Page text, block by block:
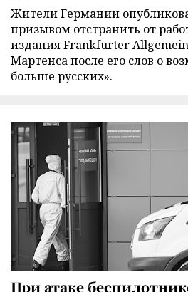
Жители Германии
призывом отстранить от
издания Frankfurter
Мартенса после его слов о
больше русских».
При атаке